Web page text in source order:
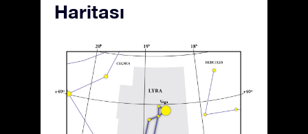
Haritası